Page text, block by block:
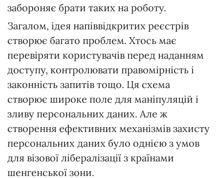
забороняє брати таких на роботу.
Загалом, ідея напіввідкритих реєстрів
створює багато проблем. Хтось має
перевіряти користувачів перед наданням
доступу, контролювати правомірність і
законність запитів тощо. Ця схема
створює широке поле для маніпуляцій і
зливу персональних даних. Але ж
створення ефективних механізмів захисту
персональних даних було однією з умов
для візової лібералізації з країнами
шенгенської зони.